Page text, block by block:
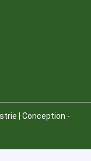
| Conception -